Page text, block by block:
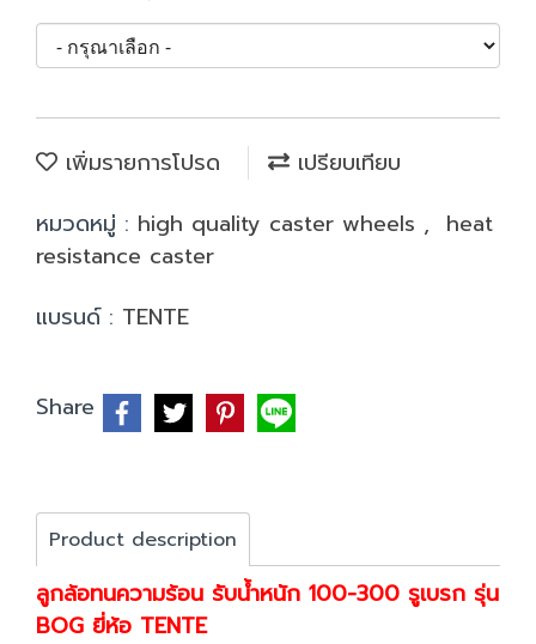
เพิ่มรายการโปรด
เปรียบเทียบ
หมวดหมู่ : high quality caster wheels , heat
resistance caster
แบรนด์ : TENTE
Share
Product description
ลูกล้อทนความร้อน รับน้ำหนัก 100-300 รูเบรก รุ่น
BOG ยี่ห้อ TENTE